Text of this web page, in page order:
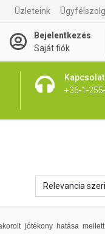
Üzleteink
Bejelentkezés
Saját fiók
Kapcsolat
+36-1-
Relevancia
jótékony hatása